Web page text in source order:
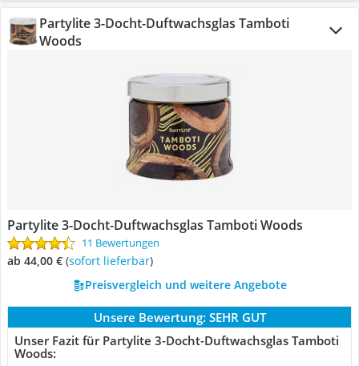
Partylite 3-Docht-Duftwachsglas Tamboti
Woods
Partylite 3-Docht-Duftwachsglas Tamboti Woods
11 Bewertungen
ab 44,00 € ( Sofort lieferbar)
Preisvergleich und weitere Angebote
Unsere Bewertung: SEHR GUT
Unser Fazit für Partylite 3-Docht-Duftwachsglas Tamboti
Woods: